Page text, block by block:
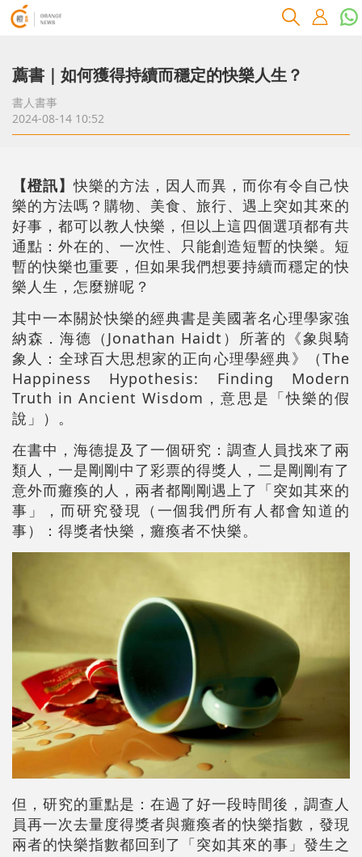
薦書｜如何獲得持續而穩定的快樂人生？
書人書事
2024-08-14 10:52
【橙訊】快樂的方法，因人而異，而你有令自己快
樂的方法嗎？購物、美食、旅行、遇上突如其來的
好事，都可以教人快樂，但以上這四個選項都有共
通點：外在的、一次性、只能創造短暫的快樂。短
暫的快樂也重要，但如果我們想要持續而穩定的快
樂人生，怎麼辦呢？
其中一本關於快樂的經典書是美國著名心理學家強
納森．海德（Jonathan Haidt）所著的《象與騎
象人：全球百大思想家的正向心理學經典》（The
Happiness Hypothesis: Finding Modern
Truth in Ancient Wisdom，意思是「快樂的假
說」）。
在書中，海德提及了一個研究：調查人員找來了兩
類人，一是剛剛中了彩票的得獎人，二是剛剛有了
意外而癱瘓的人，兩者都剛剛遇上了「突如其來的
事」，而研究發現（一個我們所有人都會知道的
事）：得獎者快樂，癱瘓者不快樂。
但，研究的重點是：在過了好一段時間後，調查人
員再一次去量度得獎者與癱瘓者的快樂指數，發現
兩者的快樂指數都回到了「突如其來的事」發生之